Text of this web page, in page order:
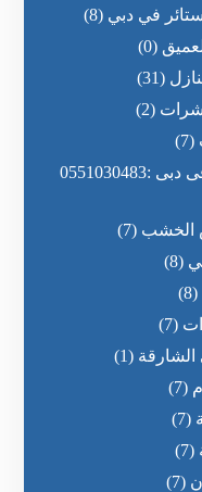
في دبي (8)
(0)
(31)
(2)
(7)
الخشب (7)
(8)
(8)
(7)
(1)
(7)
(7)
(7)
(7)